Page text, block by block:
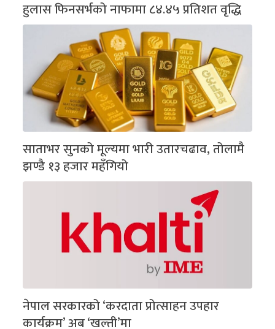
हुलास फिनसर्भको नाफामा ८४.४५ प्रतिशत वृद्धि
साताभर सुनको मूल्यमा भारी उतारचढाव, तोलामै
झण्डै १३ हजार महँगियो
नेपाल सरकारको ‘करदाता प्रोत्साहन उपहार
कार्यक्रम’ अब ‘खल्ती’मा